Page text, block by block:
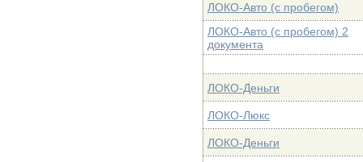
ЛОКО-Авто (с пробегом)
ЛОКО-Авто (с пробегом) 2
документа
ЛОКО-Деньги
ЛОКО-Люкс
ЛОКО-Деньги